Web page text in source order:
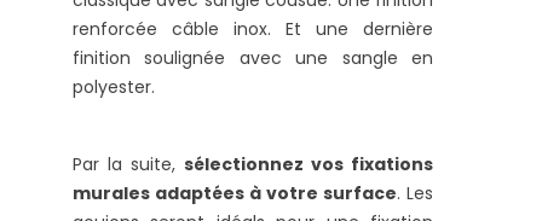
renforcée câble inox. Et une dernière
finition soulignée avec une sangle en
polyester.
Par la suite, sélectionnez vos fixations
murales adaptées à votre surface. Les